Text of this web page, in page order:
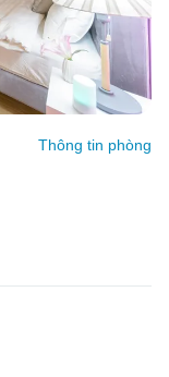
Thông tin phòng